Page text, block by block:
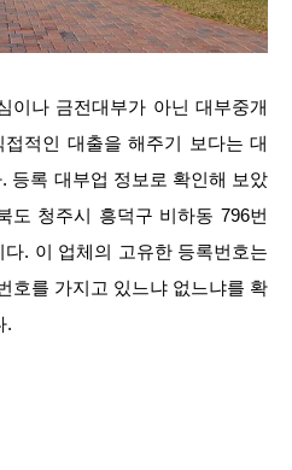
이나 금전대부가 아닌 대부중개
적인 대출을 해주기 보다는 대
등록 대부업 정보로 확인해 보았
도 청주시 흥덕구 비하동 796번
. 이 업체의 고유한 등록번호는
호를 가지고 있느냐 없느냐를 확
.